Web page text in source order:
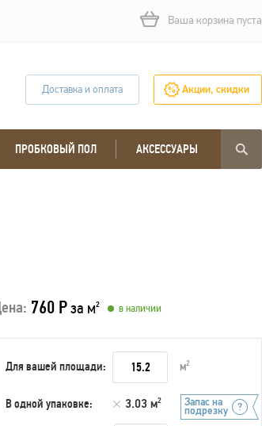
Ваша корзина пуста
Доставка и оплата Акции, скидки
ПРОБКОВЫЙ ПОЛ АКСЕССУАРЫ
760 Рза м2 в наличии
Для вашей площади: м2
В одной упаковке: 3.03 м2 Запас на
подрезку